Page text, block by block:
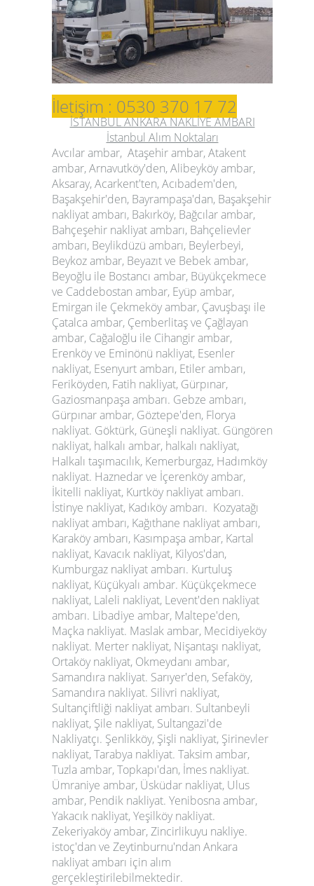
İletişim : 0530 370 17 72
İSTANBUL ANKARA NAKLİYE AMBARI
İstanbul Alım Noktaları
Avcılar ambar, Ataşehir ambar, Atakent
ambar, Arnavutköy'den, Alibeyköy ambar,
Aksaray, Acarkent'ten, Acıbadem'den,
Başakşehir'den, Bayrampaşa'dan, Başakşehir
nakliyat ambarı, Bakırköy, Bağcılar ambar,
Bahçeşehir nakliyat ambarı, Bahçelievler
ambarı, Beylikdüzü ambarı, Beylerbeyi,
Beykoz ambar, Beyazıt ve Bebek ambar,
Beyoğlu ile Bostancı ambar, Büyükçekmece
ve Caddebostan ambar, Eyüp ambar,
Emirgan ile Çekmeköy ambar, Çavuşbaşı ile
Çatalca ambar, Çemberlitaş ve Çağlayan
ambar, Cağaloğlu ile Cihangir ambar,
Erenköy ve Eminönü nakliyat, Esenler
nakliyat, Esenyurt ambarı, Etiler ambarı,
Feriköyden, Fatih nakliyat, Gürpınar,
Gaziosmanpaşa ambarı. Gebze ambarı,
Gürpınar ambar, Göztepe'den, Florya
nakliyat. Göktürk, Güneşli nakliyat. Güngören
nakliyat, halkalı ambar, halkalı nakliyat,
Halkalı taşımacılık, Kemerburgaz, Hadımköy
nakliyat. Haznedar ve İçerenköy ambar,
İkitelli nakliyat, Kurtköy nakliyat ambarı.
İstinye nakliyat, Kadıköy ambarı. Kozyatağı
nakliyat ambarı, Kağıthane nakliyat ambarı,
Karaköy ambarı, Kasımpaşa ambar, Kartal
nakliyat, Kavacık nakliyat, Kilyos'dan,
Kumburgaz nakliyat ambarı. Kurtuluş
nakliyat, Küçükyalı ambar. Küçükçekmece
nakliyat, Laleli nakliyat, Levent'den nakliyat
ambarı. Libadiye ambar, Maltepe'den,
Maçka nakliyat. Maslak ambar, Mecidiyeköy
nakliyat. Merter nakliyat, Nişantaşı nakliyat,
Ortaköy nakliyat, Okmeydanı ambar,
Samandıra nakliyat. Sarıyer'den, Sefaköy,
Samandıra nakliyat. Silivri nakliyat,
Sultançiftliği nakliyat ambarı. Sultanbeyli
nakliyat, Şile nakliyat, Sultangazi'de
Nakliyatçı. Şenlikköy, Şişli nakliyat, Şirinevler
nakliyat, Tarabya nakliyat. Taksim ambar,
Tuzla ambar, Topkapı'dan, İmes nakliyat.
Ümraniye ambar, Üsküdar nakliyat, Ulus
ambar, Pendik nakliyat. Yenibosna ambar,
Yakacık nakliyat, Yeşilköy nakliyat.
Zekeriyaköy ambar, Zincirlikuyu nakliye.
istoç'dan ve Zeytinburnu'ndan Ankara
nakliyat ambarı için alım
gerçekleştirilebilmektedir.